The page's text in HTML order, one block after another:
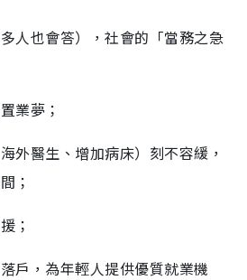
人也會答），社會的「當務之急
業夢；
外醫生、增加病床）刻不容緩，
；
；
戶，為年輕人提供優質就業機